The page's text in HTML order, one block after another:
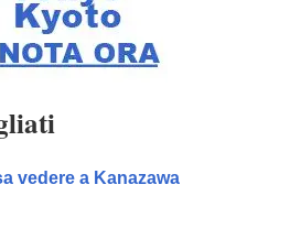
vedere a Kanazawa